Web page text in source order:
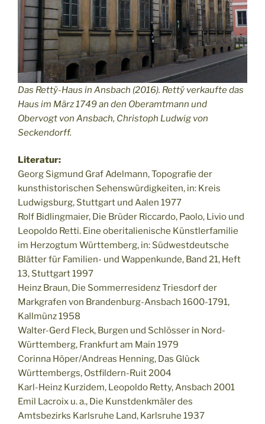
Das Rettÿ-Haus in Ansbach (2016). Rettÿ verkaufte das
Haus im März 1749 an den Oberamtmann und
Obervogt von Ansbach, Christoph Ludwig von
Seckendorff.
Literatur:
Georg Sigmund Graf Adelmann, Topografie der
kunsthistorischen Sehenswürdigkeiten, in: Kreis
Ludwigsburg, Stuttgart und Aalen 1977
Rolf Bidlingmaier, Die Brüder Riccardo, Paolo, Livio und
Leopoldo Retti. Eine oberitalienische Künstlerfamilie
im Herzogtum Württemberg, in: Südwestdeutsche
Blätter für Familien- und Wappenkunde, Band 21, Heft
13, Stuttgart 1997
Heinz Braun, Die Sommerresidenz Triesdorf der
Markgrafen von Brandenburg-Ansbach 1600-1791,
Kallmünz 1958
Walter-Gerd Fleck, Burgen und Schlösser in Nord-
Württemberg, Frankfurt am Main 1979
Corinna Höper/Andreas Henning, Das Glück
Württembergs, Ostfildern-Ruit 2004
Karl-Heinz Kurzidem, Leopoldo Retty, Ansbach 2001
Emil Lacroix u. a., Die Kunstdenkmäler des
Amtsbezirks Karlsruhe Land, Karlsruhe 1937